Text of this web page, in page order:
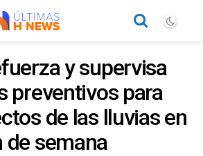
y supervisa
preventivos para
de las lluvias en
de semana